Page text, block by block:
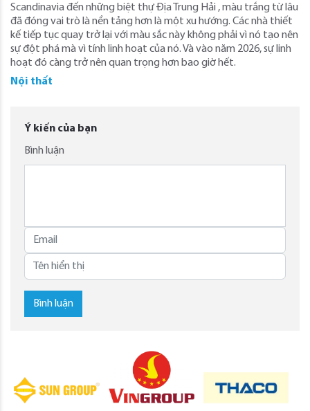
Scandinavia đến những biệt thự Địa Trung Hải , màu trắng từ lâu
đã đóng vai trò là nền tảng hơn là một xu hướng. Các nhà thiết
kế tiếp tục quay trở lại với màu sắc này không phải vì nó tạo nên
sự đột phá mà vì tính linh hoạt của nó. Và vào năm 2026, sự linh
hoạt đó càng trở nên quan trọng hơn bao giờ hết.
Nội thất
Ý kiến của bạn
Bình luận
Bình luận